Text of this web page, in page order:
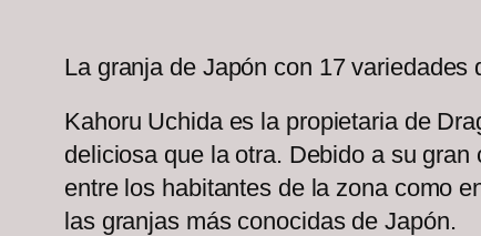
La granja de Japón con 17 variedades
Kahoru Uchida es la propietaria de
deliciosa que la otra. Debido a su
entre los habitantes de la zona como
las granjas más conocidas de Japón.